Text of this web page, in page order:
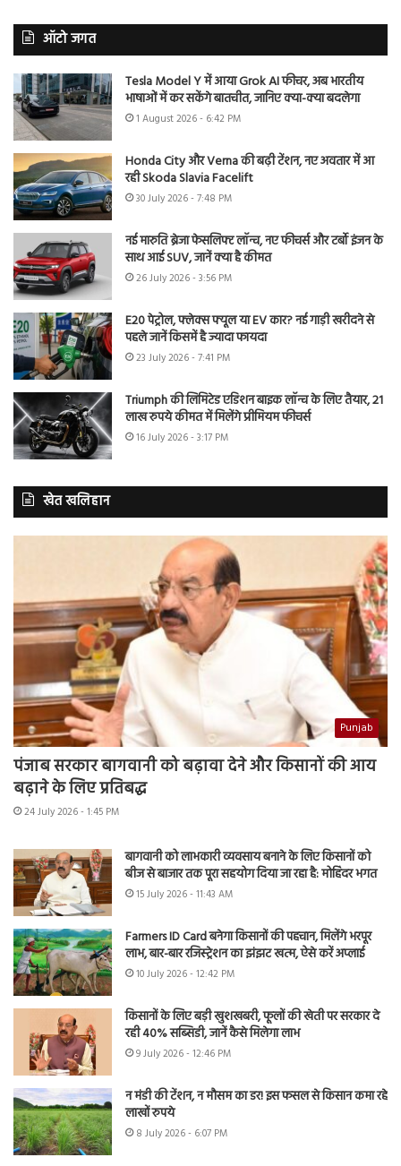
ऑटो जगत
Tesla Model Y में आया Grok AI फीचर, अब भारतीय
भाषाओं में कर सकेंगे बातचीत, जानिए क्या-क्या बदलेगा
1 August 2026 - 6:42 PM
Honda City और Verna की बढ़ी टेंशन, नए अवतार में आ
रही Skoda Slavia Facelift
30 July 2026 - 7:48 PM
नई मारुति ब्रेजा फेसलिफ्ट लॉन्च, नए फीचर्स और टर्बो इंजन के
साथ आई SUV, जानें क्या है कीमत
26 July 2026 - 3:56 PM
E20 पेट्रोल, फ्लेक्स फ्यूल या EV कार? नई गाड़ी खरीदने से
पहले जानें किसमें है ज्यादा फायदा
23 July 2026 - 7:41 PM
Triumph की लिमिटेड एडिशन बाइक लॉन्च के लिए तैयार, 21
लाख रुपये कीमत में मिलेंगे प्रीमियम फीचर्स
16 July 2026 - 3:17 PM
खेत खलिहान
Punjab
पंजाब सरकार बागवानी को बढ़ावा देने और किसानों की आय
बढ़ाने के लिए प्रतिबद्ध
24 July 2026 - 1:45 PM
बागवानी को लाभकारी व्यवसाय बनाने के लिए किसानों को
बीज से बाजार तक पूरा सहयोग दिया जा रहा है: मोहिंदर भगत
15 July 2026 - 11:43 AM
Farmers ID Card बनेगा किसानों की पहचान, मिलेंगे भरपूर
लाभ, बार-बार रजिस्ट्रेशन का झंझट खत्म, ऐसे करें अप्लाई
10 July 2026 - 12:42 PM
किसानों के लिए बड़ी खुशखबरी, फूलों की खेती पर सरकार दे
रही 40% सब्सिडी, जानें कैसे मिलेगा लाभ
9 July 2026 - 12:46 PM
न मंडी की टेंशन, न मौसम का डर! इस फसल से किसान कमा रहे
लाखों रुपये
8 July 2026 - 6:07 PM